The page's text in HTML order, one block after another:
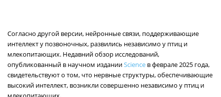
Согласно другой версии, нейронные связи, поддерживающие
интеллект у позвоночных, развились независимо у птиц и
млекопитающих. Недавний обзор исследований,
опубликованный в научном изданииScience в феврале 2025 года,
свидетельствуют о том, что нервные структуры, обеспечивающие
высокий интеллект, возникли совершенно независимо у птиц и